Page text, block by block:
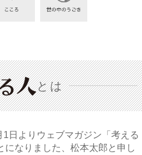
とは
日よりウェブマガジン「考える
になりました、松本太郎と申し